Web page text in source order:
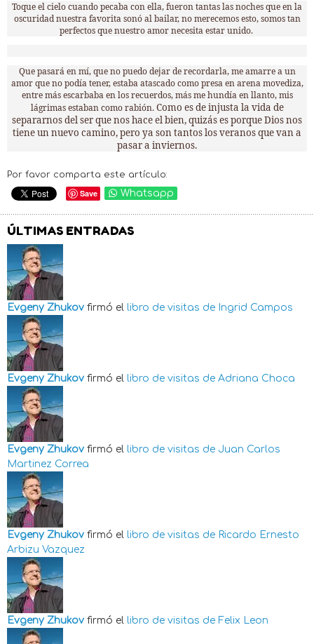
Toque el cielo cuando pecaba con ella, fueron tantas las noches que en la
oscuridad nuestra favorita sonó al bailar, no merecemos esto, somos tan
perfectos que nuestro amor necesita estar unido.
Que pasará en mí, que no puedo dejar de recordarla, me amarre a un
amor que no podía tener, estaba atascado como presa en arena movediza,
entre más escarbaba en los recuerdos, más me hundía en llanto, mis
lágrimas estaban como rabión.Como es de injusta la vida de
separarnos del ser que nos hace el bien, quizás es porque Dios nos
tiene un nuevo camino, pero ya son tantos los veranos que van a
pasar a inviernos.
Por favor comparta este artículo:
Save Whatsapp
ÚLTIMAS ENTRADAS
Evgeny Zhukov firmó el libro de visitas de Ingrid Campos
Evgeny Zhukov firmó el libro de visitas de Adriana Choca
Evgeny Zhukov firmó el libro de visitas de Juan Carlos
Martinez Correa
Evgeny Zhukov firmó el libro de visitas de Ricardo Ernesto
Arbizu Vazquez
Evgeny Zhukov firmó el libro de visitas de Felix Leon